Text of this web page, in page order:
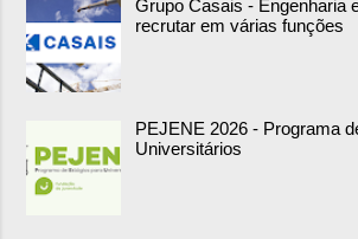
Grupo Casais - Engenharia
recrutar em várias funções
PEJENE 2026 - Programa
Universitários